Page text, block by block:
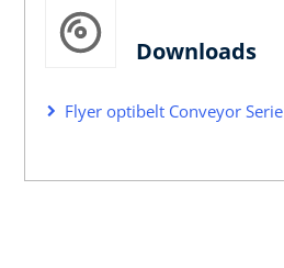
Downloads
Flyer optibelt Conveyor Serie